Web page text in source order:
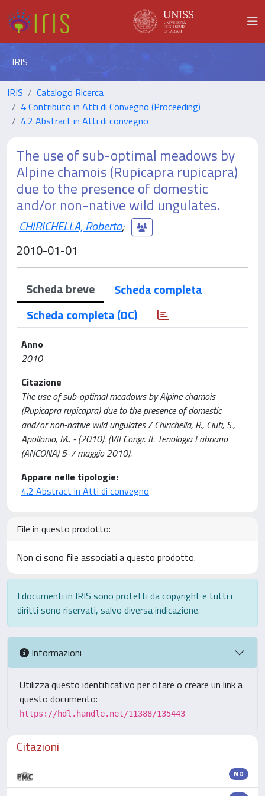
IRIS
IRIS
Catalogo Ricerca
4 Contributo in Atti di Convegno (Proceeding)
4.2 Abstract in Atti di convegno
The use of sub-optimal meadows by
Alpine chamois (Rupicapra rupicapra)
due to the presence of domestic
and/or non-native wild ungulates.
CHIRICHELLA, Roberta;
2010-01-01
Scheda breve
Scheda completa
Scheda completa (DC)
Anno
2010
Citazione
The use of sub-optimal meadows by Alpine chamois
(Rupicapra rupicapra) due to the presence of domestic
and/or non-native wild ungulates / Chirichella, R., Ciuti, S.,
Apollonio, M.. - (2010). (VII Congr. It. Teriologia Fabriano
(ANCONA) 5-7 maggio 2010).
Appare nelle tipologie:
4.2 Abstract in Atti di convegno
File in questo prodotto:
Non ci sono file associati a questo prodotto.
I documenti in IRIS sono protetti da copyright e tutti i
diritti sono riservati, salvo diversa indicazione.
Informazioni
Utilizza questo identificativo per citare o creare un link a
questo documento:
https://hdl.handle.net/11388/135443
Citazioni
ND